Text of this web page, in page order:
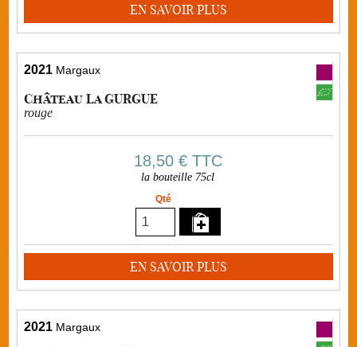
EN SAVOIR PLUS
2021 Margaux
Château La GURGUE
rouge
18,50 €TTC
la bouteille 75cl
Qté
EN SAVOIR PLUS
2021 Margaux